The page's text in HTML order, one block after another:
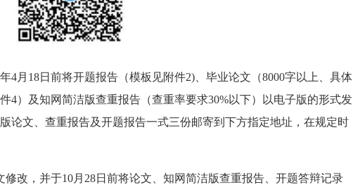
4月18日前将开题报告（模板见附件2)、毕业论文（8000字以上、具体
4）及知网简洁版查重报告（查重率要求30%以下）以电子版的形式发
版论文、查重报告及开题报告一式三份邮寄到下方指定地址，在规定时
改，并于10月28日前将论文、知网简洁版查重报告、开题答辩记录